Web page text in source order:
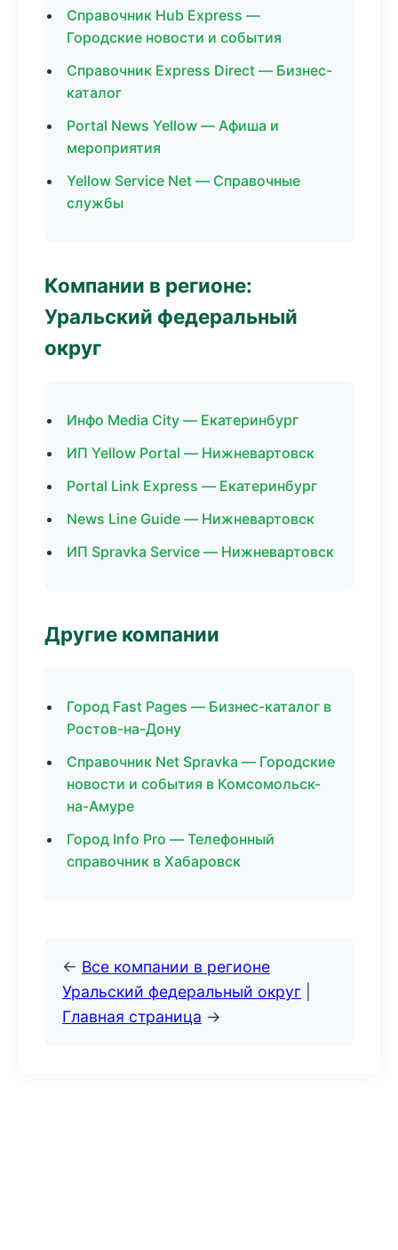
Справочник Hub Express —
Городские новости и события
Справочник Express Direct — Бизнес-
каталог
Portal News Yellow — Афиша и
мероприятия
Yellow Service Net — Справочные
службы
Компании в регионе:
Уральский федеральный
округ
Инфо Media City — Екатеринбург
ИП Yellow Portal — Нижневартовск
Portal Link Express — Екатеринбург
News Line Guide — Нижневартовск
ИП Spravka Service — Нижневартовск
Другие компании
Город Fast Pages — Бизнес-каталог в
Ростов-на-Дону
Справочник Net Spravka — Городские
новости и события в Комсомольск-
на-Амуре
Город Info Pro — Телефонный
справочник в Хабаровск
← Все компании в регионе
Уральский федеральный округ
Главная страница →